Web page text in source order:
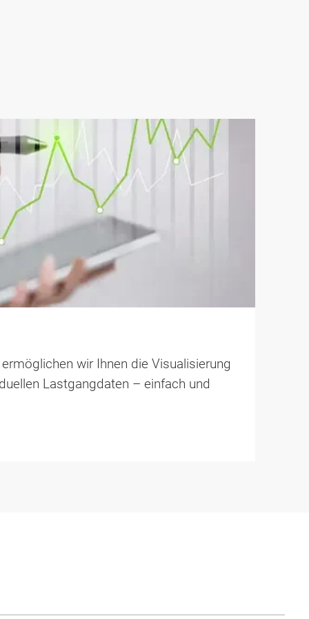
wir Ihnen die Visualisierung
Lastgang­daten – einfach und